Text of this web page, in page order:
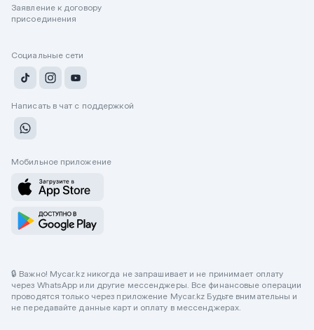
Заявление к договору
присоединения
Социальные сети
Написать в чат с поддержкой
Мобильное приложение
🔒 Важно! Mycar.kz никогда не запрашивает и не принимает оплату
через WhatsApp или другие мессенджеры. Все финансовые операции
проводятся только через приложение Mycar.kz Будьте внимательны и
не передавайте данные карт и оплату в мессенджерах.